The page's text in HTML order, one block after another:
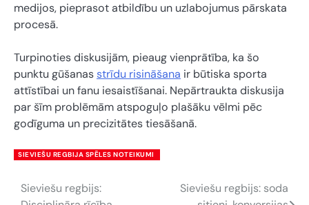
medijos, pieprasot atbildību un uzlabojumus pārskata
procesā.
Turpinoties diskusijām, pieaug vienprātība, ka šo
punktu gūšanasstrīdu risināšana ir būtiska sporta
attīstībai un fanu iesaistīšanai. Nepārtraukta diskusija
par šīm problēmām atspoguļo plašāku vēlmi pēc
godīguma un precizitātes tiesāšanā.
SIEVIEŠU REGBIJA SPĒLES NOTEIKUMI
Post
Sieviešu regbijs:
Sieviešu regbijs: soda